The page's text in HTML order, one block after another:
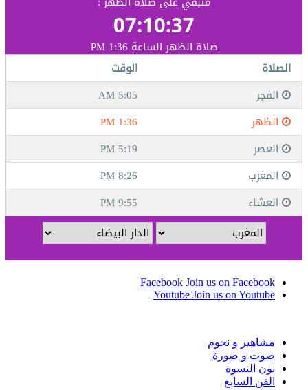
Facebook Join us on Facebook
Youtube Join us on Youtube
مشاهير و نجوم
صوت و صورة
نون النسوة
الفن السابع